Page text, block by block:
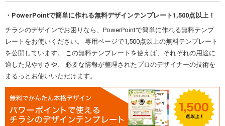
PowerPointで簡単に作れる無料デザインテンプレート1,500点以上！
チラシのデザインでお困りなら、PowerPointで簡単に作れる無料テンプ
レートをお使いください。 専用ページで1,500点以上の無料テンプレート
を公開しています。 この無料テンプレートを使えば、それぞれの用途に
適した見やすさや、 必要な情報が整理されたプロのデザイナーの技術を
まるっとお使いいただけます。